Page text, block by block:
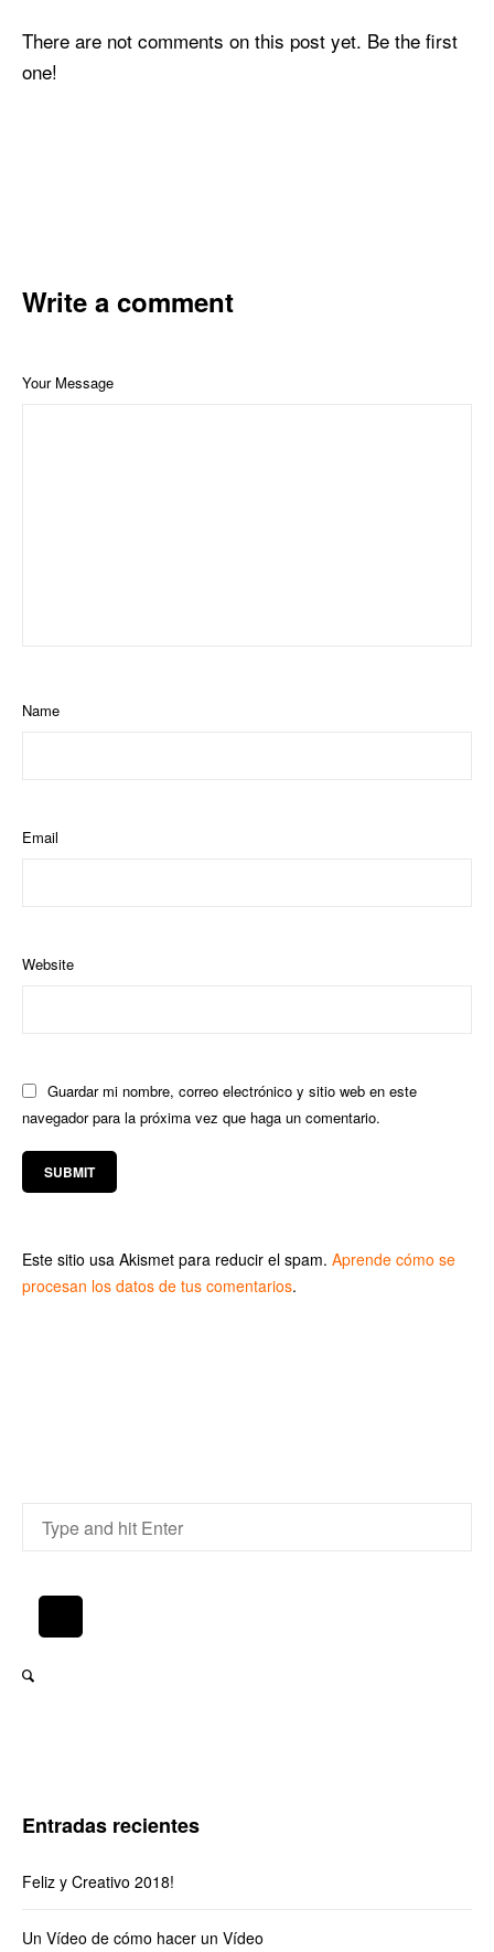
There are not comments on this post yet. Be the first
one!
Write a comment
Your Message
Name
Email
Website
Guardar mi nombre, correo electrónico y sitio web en este
navegador para la próxima vez que haga un comentario.
Este sitio usa Akismet para reducir el spam. Aprende cómo se
procesan los datos de tus comentarios.
Entradas recientes
Feliz y Creativo 2018!
Un Vídeo de cómo hacer un Vídeo